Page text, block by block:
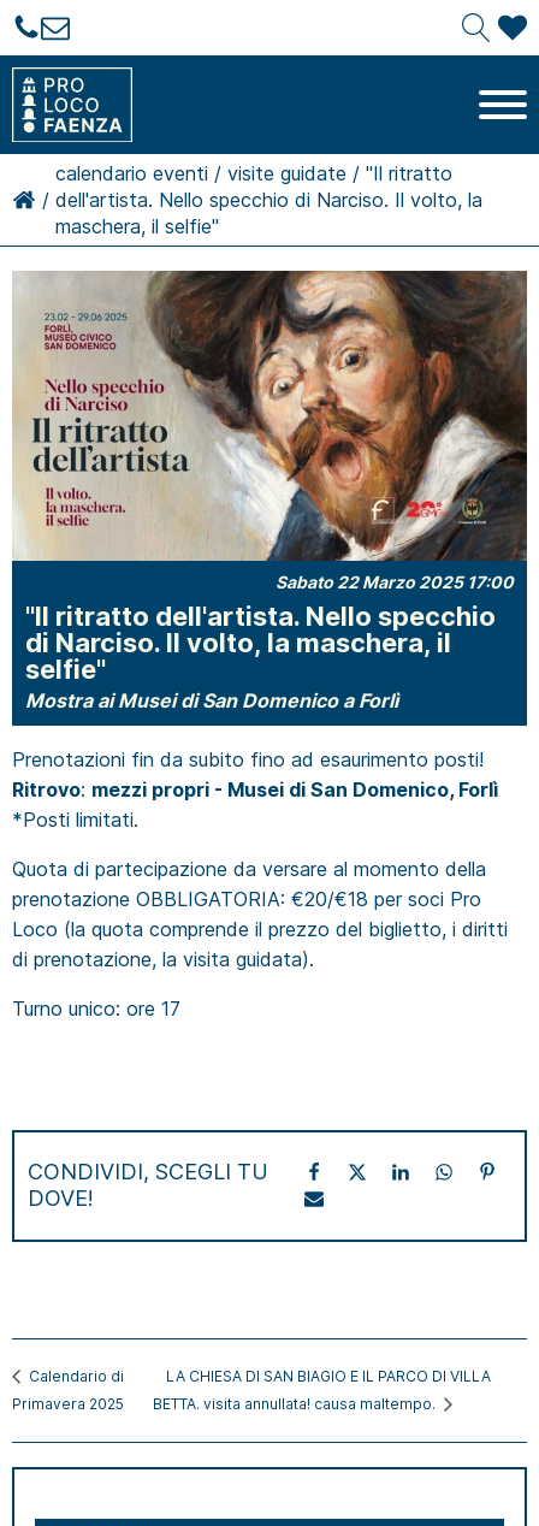
/
calendario eventi / visite guidate / "Il ritratto
dell'artista. Nello specchio di Narciso. Il volto, la
maschera, il selfie"
Sabato 22 Marzo 2025 17:00
"Il ritratto dell'artista. Nello specchio
di Narciso. Il volto, la maschera, il
selfie"
Mostra ai Musei di San Domenico a Forlì
Prenotazioni fin da subito fino ad esaurimento posti!
Ritrovo: mezzi propri - Musei di San Domenico, Forlì
*Posti limitati.
Quota di partecipazione da versare al momento della
prenotazione OBBLIGATORIA: €20/€18 per soci Pro
Loco (la quota comprende il prezzo del biglietto, i diritti
di prenotazione, la visita guidata).
Turno unico: ore 17
CONDIVIDI, SCEGLI TU
DOVE!
Calendario di
Primavera 2025
LA CHIESA DI SAN BIAGIO E IL PARCO DI VILLA
BETTA. visita annullata! causa maltempo.